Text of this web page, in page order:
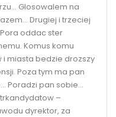
Glosowalem na
Drugiej i trzeciej
oddac ster
Komus komu
miasta bedzie drozszy
Poza tym ma pan
Poradzi pan sobie…
–
dyrektor, za